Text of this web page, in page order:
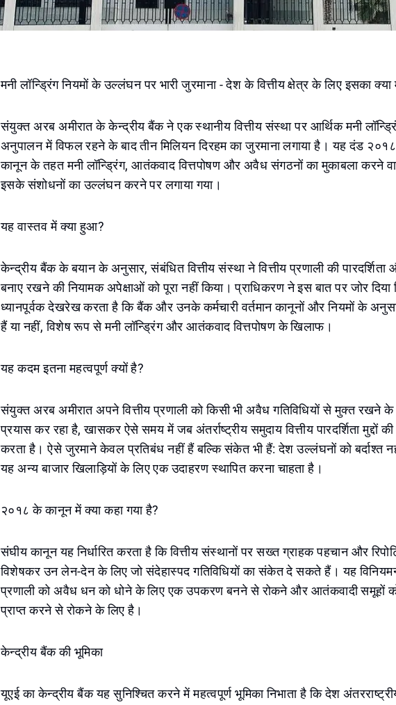
मनी लॉन्ड्रिंग नियमों के उल्लंघन पर भारी जुरमाना - देश के वित्तीय क्षेत्र के लिए इसका
संयुक्त अरब अमीरात के केन्द्रीय बैंक ने एक स्थानीय वित्तीय संस्था पर आर्थिक मनी
अनुपालन में विफल रहने के बाद तीन मिलियन दिरहम का जुरमाना लगाया है। यह दंड
कानून के तहत मनी लॉन्ड्रिंग, आतंकवाद वित्तपोषण और अवैध संगठनों का मुकाबला करने
इसके संशोधनों का उल्लंघन करने पर लगाया गया।
यह वास्तव में क्या हुआ?
केन्द्रीय बैंक के बयान के अनुसार, संबंधित वित्तीय संस्था ने वित्तीय प्रणाली की पारदर्शिता
बनाए रखने की नियामक अपेक्षाओं को पूरा नहीं किया। प्राधिकरण ने इस बात पर जोर दिया
ध्यानपूर्वक देखरेख करता है कि बैंक और उनके कर्मचारी वर्तमान कानूनों और नियमों के
हैं या नहीं, विशेष रूप से मनी लॉन्ड्रिंग और आतंकवाद वित्तपोषण के खिलाफ।
यह कदम इतना महत्वपूर्ण क्यों है?
संयुक्त अरब अमीरात अपने वित्तीय प्रणाली को किसी भी अवैध गतिविधियों से मुक्त रखने के
प्रयास कर रहा है, खासकर ऐसे समय में जब अंतर्राष्ट्रीय समुदाय वित्तीय पारदर्शिता मुद्दों की
करता है। ऐसे जुरमाने केवल प्रतिबंध नहीं हैं बल्कि संकेत भी हैं: देश उल्लंघनों को बर्दाश्त
यह अन्य बाजार खिलाड़ियों के लिए एक उदाहरण स्थापित करना चाहता है।
२०१८ के कानून में क्या कहा गया है?
संघीय कानून यह निर्धारित करता है कि वित्तीय संस्थानों पर सख्त ग्राहक पहचान और
विशेषकर उन लेन-देन के लिए जो संदेहास्पद गतिविधियों का संकेत दे सकते हैं। यह विनियमन
प्रणाली को अवैध धन को धोने के लिए एक उपकरण बनने से रोकने और आतंकवादी समूहों को
प्राप्त करने से रोकने के लिए है।
केन्द्रीय बैंक की भूमिका
यूएई का केन्द्रीय बैंक यह सुनिश्चित करने में महत्वपूर्ण भूमिका निभाता है कि देश